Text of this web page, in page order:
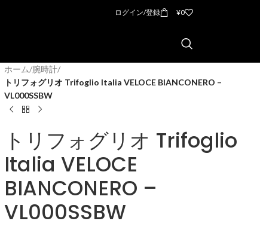
ログイン/登録 ¥0
ホーム/腕時計/
トリフォグリオ Trifoglio Italia VELOCE BIANCONERO –
VL000SSBW
トリフォグリオ Trifoglio
Italia VELOCE
BIANCONERO –
VL000SSBW